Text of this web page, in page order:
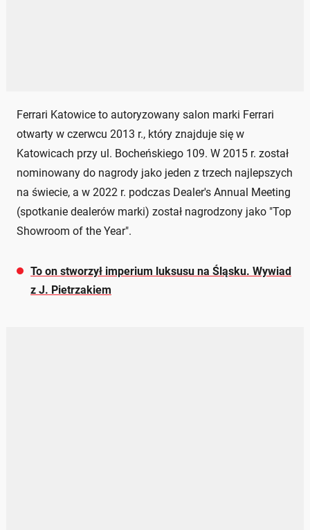
Ferrari Katowice to autoryzowany salon marki Ferrari
otwarty w czerwcu 2013 r., który znajduje się w
Katowicach przy ul. Bocheńskiego 109. W 2015 r. został
nominowany do nagrody jako jeden z trzech najlepszych
na świecie, a w 2022 r. podczas Dealer's Annual Meeting
(spotkanie dealerów marki) został nagrodzony jako "Top
Showroom of the Year".
To on stworzył imperium luksusu na Śląsku. Wywiad
z J. Pietrzakiem